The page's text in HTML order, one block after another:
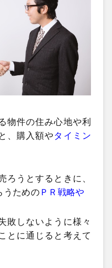
物件の住み心地や利
、購入額や タイミン
ろうとするときに、
うためのＰＲ戦略や
敗しないように様々
とに通じると考えて